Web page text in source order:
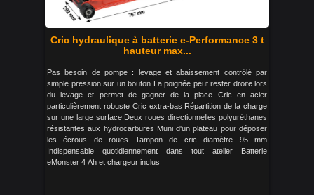
Cric hydraulique à batterie e-Performance 3 t
hauteur max...
Pas besoin de pompe : levage et abaissement contrôlé par
simple pression sur un bouton La poignée peut rester droite lors
du levage et permet de gagner de la place Cric en acier
particulièrement robuste Cric extra-bas Répartition de la charge
sur une large surface Deux roues directionnelles polyuréthanes
résistantes aux hydrocarbures Muni d'un plateau pour déposer
les écrous de roues Tampon de cric diamètre 95 mm
Indispensable quotidiennement dans tout atelier Batterie
eMonster 4 Ah et chargeur inclus